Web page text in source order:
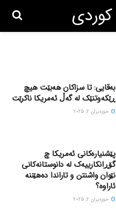
بەقایی: تا سزاکان هەبێت هیچ
ڕێکەوتنێک لە گەڵ ئەمریکا ناکرێت
حوزه‌یران 2, 2025
پێشنیارەکانی ئەمریکا چ
گۆڕانکارییەک لە دانوستانەکانی
نێوان واشنتن و تاراندا دەهێننە
ئاراوە؟
حوزه‌یران 2, 2025